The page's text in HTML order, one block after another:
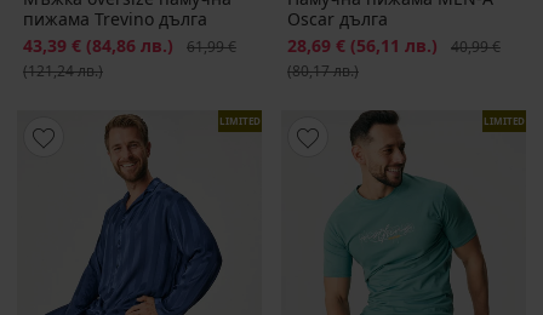
пижама Trevino дълга
Намаление
43,39 € (84,86 лв.) Първоначална цена
61,99 €
(121,24 лв.)
Oscar дълга
Намаление
28,69 € (56,11 лв.)
40,99 €
(80,17 лв.)
LIMITED LIMITED